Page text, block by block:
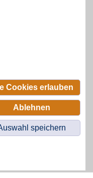
Cookies erlauben
Ablehnen
speichern